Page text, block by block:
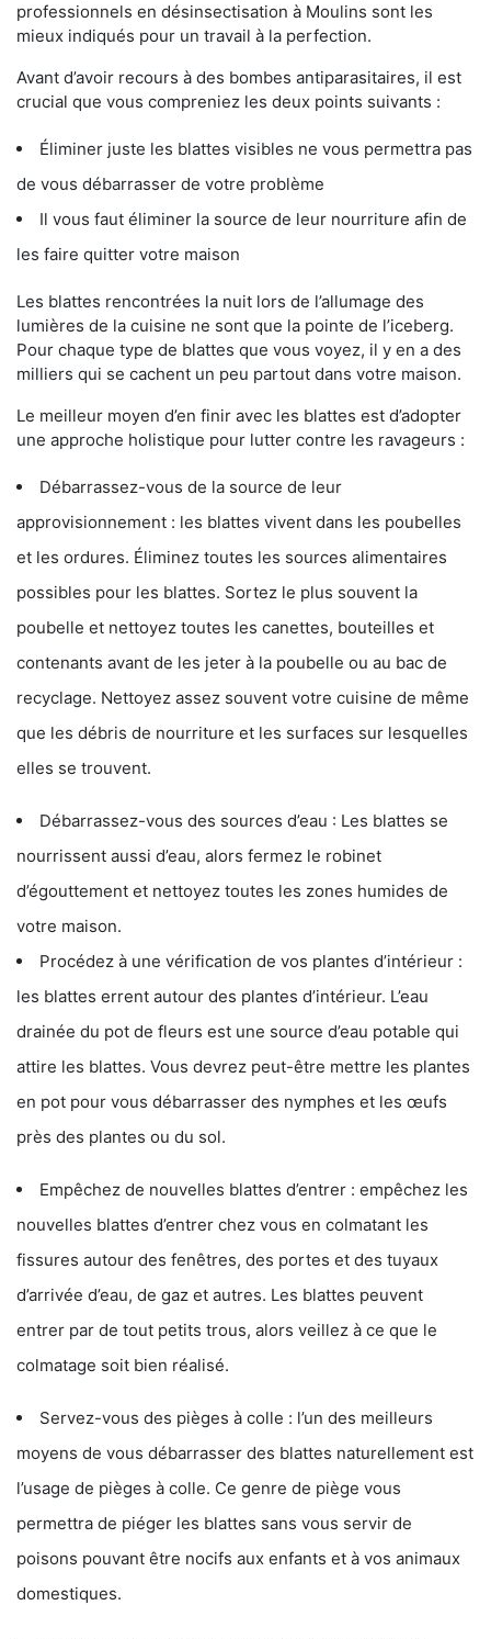
professionnels en désinsectisation à Moulins sont les
mieux indiqués pour un travail à la perfection.
Avant d’avoir recours à des bombes antiparasitaires, il est
crucial que vous compreniez les deux points suivants :
Éliminer juste les blattes visibles ne vous permettra pas
de vous débarrasser de votre problème
Il vous faut éliminer la source de leur nourriture afin de
les faire quitter votre maison
Les blattes rencontrées la nuit lors de l’allumage des
lumières de la cuisine ne sont que la pointe de l’iceberg.
Pour chaque type de blattes que vous voyez, il y en a des
milliers qui se cachent un peu partout dans votre maison.
Le meilleur moyen d’en finir avec les blattes est d’adopter
une approche holistique pour lutter contre les ravageurs :
Débarrassez-vous de la source de leur
approvisionnement : les blattes vivent dans les poubelles
et les ordures. Éliminez toutes les sources alimentaires
possibles pour les blattes. Sortez le plus souvent la
poubelle et nettoyez toutes les canettes, bouteilles et
contenants avant de les jeter à la poubelle ou au bac de
recyclage. Nettoyez assez souvent votre cuisine de même
que les débris de nourriture et les surfaces sur lesquelles
elles se trouvent.
Débarrassez-vous des sources d’eau : Les blattes se
nourrissent aussi d’eau, alors fermez le robinet
d’égouttement et nettoyez toutes les zones humides de
votre maison.
Procédez à une vérification de vos plantes d’intérieur :
les blattes errent autour des plantes d’intérieur. L’eau
drainée du pot de fleurs est une source d’eau potable qui
attire les blattes. Vous devrez peut-être mettre les plantes
en pot pour vous débarrasser des nymphes et les œufs
près des plantes ou du sol.
Empêchez de nouvelles blattes d’entrer : empêchez les
nouvelles blattes d’entrer chez vous en colmatant les
fissures autour des fenêtres, des portes et des tuyaux
d’arrivée d’eau, de gaz et autres. Les blattes peuvent
entrer par de tout petits trous, alors veillez à ce que le
colmatage soit bien réalisé.
Servez-vous des pièges à colle : l’un des meilleurs
moyens de vous débarrasser des blattes naturellement est
l’usage de pièges à colle. Ce genre de piège vous
permettra de piéger les blattes sans vous servir de
poisons pouvant être nocifs aux enfants et à vos animaux
domestiques.